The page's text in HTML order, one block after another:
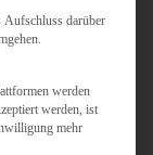
Aufschluss darüber
werden
werden, ist
mehr